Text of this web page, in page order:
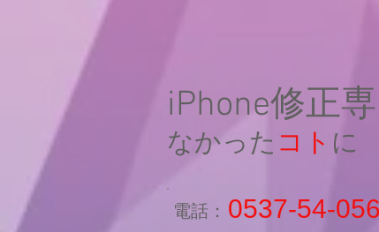
iPhone修正
なかった コト に
0537-54-
​電話：